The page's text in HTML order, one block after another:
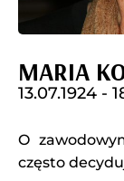
MARIA
13.07.1924 -
O
często